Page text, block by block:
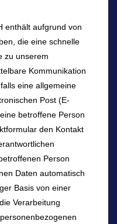
enthält aufgrund von
die eine schnelle
zu unserem
Kommunikation
eine allgemeine
Post (E-
betroffene Person
den Kontakt
Person
Daten automatisch
Basis von einer
Verarbeitung